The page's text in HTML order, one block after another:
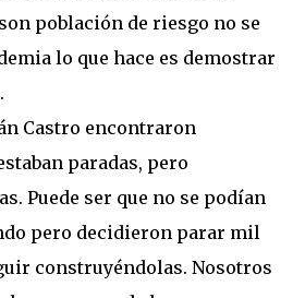
población de riesgo no se
lo que hace es demostrar
Castro encontraron
paradas, pero
Puede ser que no se podían
pero decidieron parar mil
construyéndolas. Nosotros